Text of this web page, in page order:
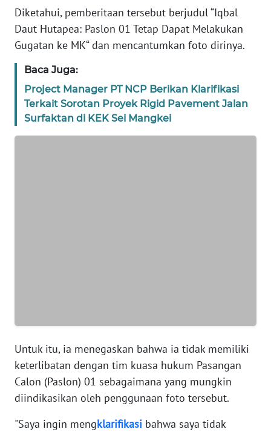
Diketahui, pemberitaan tersebut berjudul “Iqbal
Daut Hutapea: Paslon 01 Tetap Dapat Melakukan
Gugatan ke MK“ dan mencantumkan foto dirinya.
Baca Juga:
Project Manager PT NCP Berikan Klarifikasi
Terkait Sorotan Proyek Rigid Pavement Jalan
Surfaktan di KEK Sei Mangkei
Untuk itu, ia menegaskan bahwa ia tidak memiliki
keterlibatan dengan tim kuasa hukum Pasangan
Calon (Paslon) 01 sebagaimana yang mungkin
diindikasikan oleh penggunaan foto tersebut.
"Saya ingin mengklarifikasi bahwa saya tidak
Wahana
Regional
SUMUT
WN
JAKARTA
WN
PAPUA
WN
BARAT